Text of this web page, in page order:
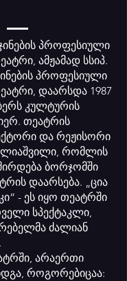
პროფესიული
ამჟამად სსიპ.
პროფესიული
დაარსდა 1987
კულტურის
თეატრის
და რეჟისორი
რომლის
ბორჯომში
დაარსება. „ცია
- ეს იყო თეატრში
სპექტაკლი,
ძალიან
არაერთი
როგორებიცაა: